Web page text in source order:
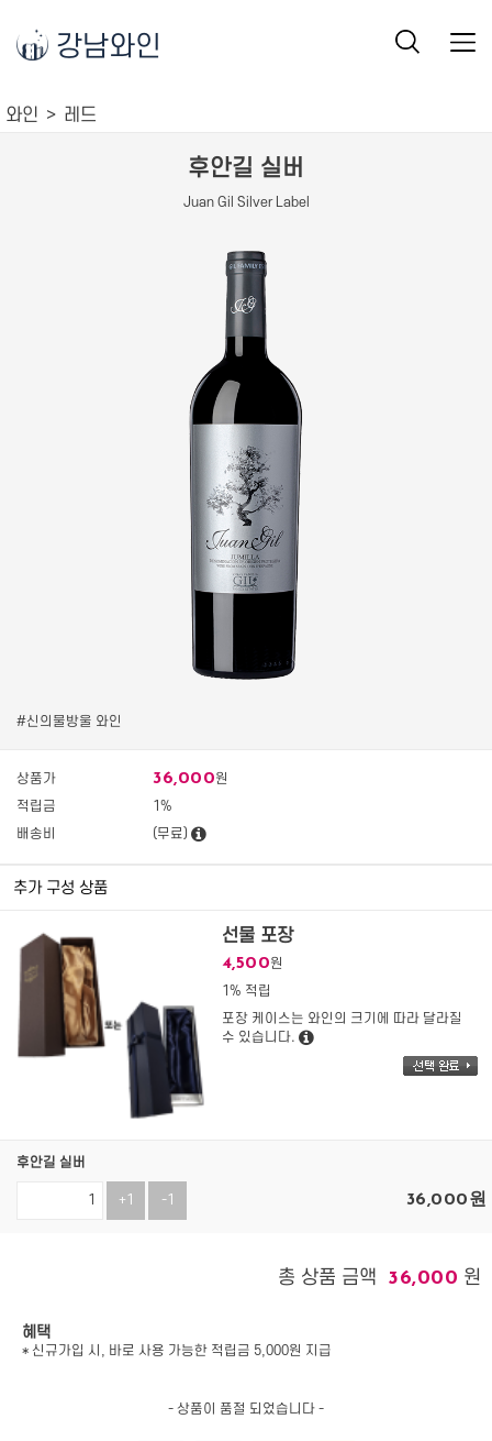
강남와인
와인 레드
후안길 실버
Juan Gil Silver Label
#신의물방울 와인
상품가 36,000원
적립금
1%
배송비
(무료)
추가 구성 상품
선물 포장
4,500원
1% 적립
포장 케이스는 와인의 크기에 따라 달라질
수 있습니다.
후안길 실버
+1 -1 36,000원
총 상품 금액 36,000 원
혜택
* 신규가입 시, 바로 사용 가능한 적립금 5,000원 지급
- 상품이 품절 되었습니다 -